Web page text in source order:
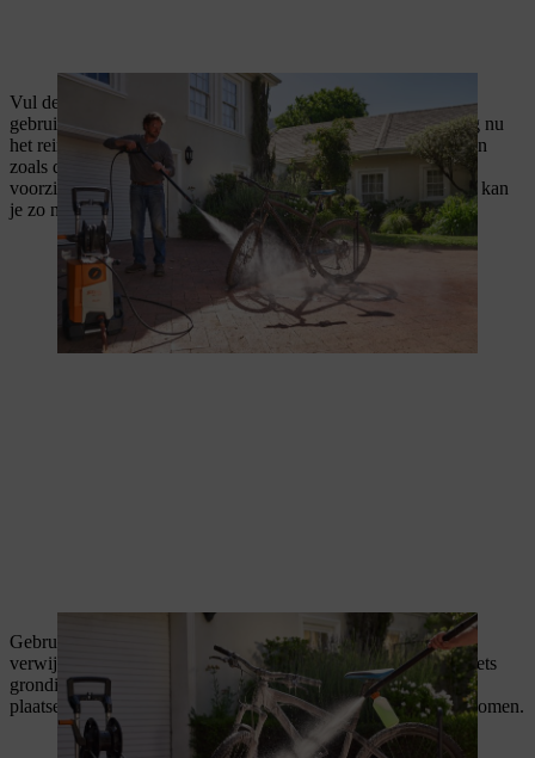
Vul de autoshampoovolgens de
gebruiksaanwijzing en zet deze op de hogedrukreiniger. Breng nu
het reinigingsmiddel aan op de fiets en vermijd kwetsbare delen
zoals de fietsketting en de lagers. Verwijder hardnekkig vuil
voorzichtig met een zachte borstel. Voor velgen en tandwielen kan
je zo nodig een hardere borstel gebruiken.
Gebruik de hogedrukreiniger om het reinigingsmiddel te
verwijderen en spoel de fiets af met schoon water. Droog de fiets
grondig. Besteed vooral aandacht aan afdichtingen en andere
plaatsen waar zich water kan verzamelen om corrosie te voorkomen.